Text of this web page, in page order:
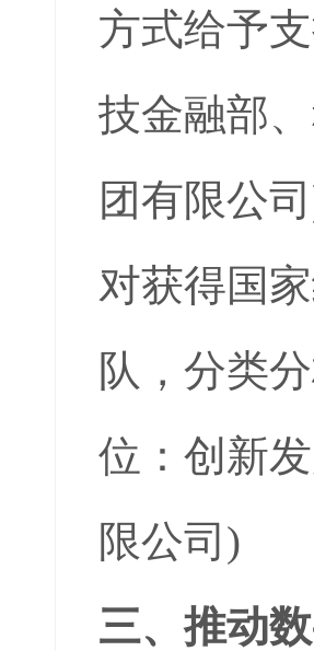
方式给予
技金融部
团有限公
对获得国
队，分类
位：创新
限公司)
三、推动